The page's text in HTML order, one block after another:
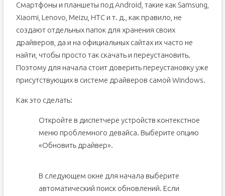
Смартфоны и планшеты под Android, такие как Samsung,
Xiaomi, Lenovo, Meizu, HTC и т. д., как правило, не
создают отдельных папок для хранения своих
драйверов, да и на официальных сайтах их часто не
найти, чтобы просто так скачать и переустановить.
Поэтому для начала стоит доверить переустановку уже
присутствующих в системе драйверов самой Windows.
Как это сделать:
Откройте в диспетчере устройств контекстное
меню проблемного девайса. Выберите опцию
«Обновить драйвер».
В следующем окне для начала выберите
автоматический поиск обновлений. Если